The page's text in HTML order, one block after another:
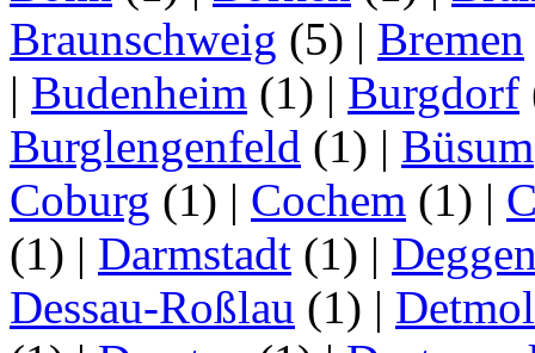
Braunschweig (5) | Bremen
| Budenheim (1) | Burgdorf
Burglengenfeld (1) | Büsum
Coburg (1) | Cochem (1) |
(1) | Darmstadt (1) |
Dessau-Roßlau (1) |